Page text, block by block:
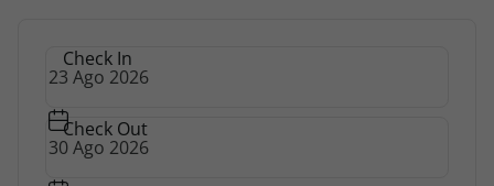
Check In
Check Out